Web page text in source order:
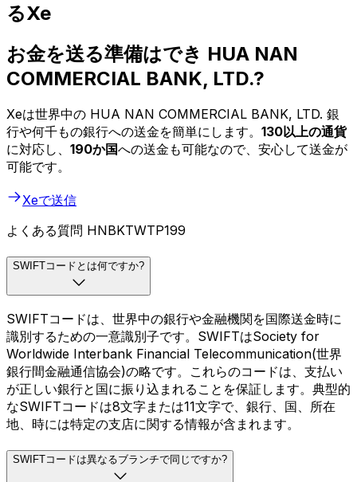
るXe
お金を送る準備はでき HUA NAN
COMMERCIAL BANK, LTD.?
Xeは世界中の HUA NAN COMMERCIAL BANK, LTD. 銀
行や何千もの銀行への送金を簡単にします。 130以上の通貨
に対応し、 190か国への送金も可能なので、安心して送金が
可能です。
Xeで送信
よくある質問 HNBKTWTP199
SWIFTコードとは何ですか?
SWIFTコードは、世界中の銀行や金融機関を国際送金時に
識別するための一意識別子です。SWIFTはSociety for
Worldwide Interbank Financial Telecommunication(世界
銀行間金融通信協会)の略です。これらのコードは、支払い
が正しい銀行と国に振り込まれることを保証します。典型的
なSWIFTコードは8文字または11文字で、銀行、国、所在
地、時には特定の支店に関する情報が含まれます。
SWIFTコードは異なるブランチで同じですか?